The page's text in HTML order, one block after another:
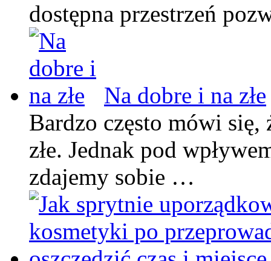
dostępna przestrzeń
Na dobre i na złe
Bardzo często mówi się,
złe. Jednak pod
zdajemy sobie …